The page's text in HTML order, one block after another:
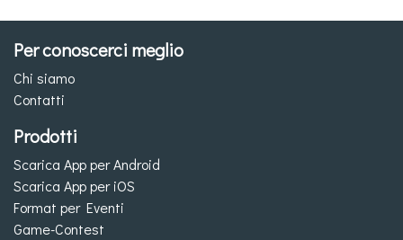
Per conoscerci meglio
Chi siamo
Contatti
Prodotti
Scarica App per Android
Scarica App per iOS
Format per Eventi
Game-Contest